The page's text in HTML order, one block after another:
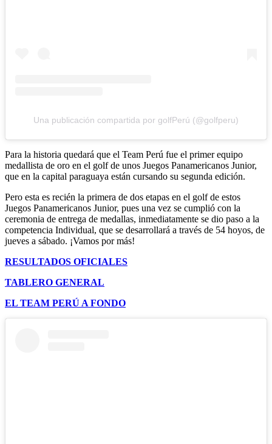
Una publicación compartida por golfPerú (@golfperu)
Para la historia quedará que el Team Perú fue el primer equipo
medallista de oro en el golf de unos Juegos Panamericanos Junior,
que en la capital paraguaya están cursando su segunda edición.
Pero esta es recién la primera de dos etapas en el golf de estos
Juegos Panamericanos Junior, pues una vez se cumplió con la
ceremonia de entrega de medallas, inmediatamente se dio paso a la
competencia Individual, que se desarrollará a través de 54 hoyos, de
jueves a sábado. ¡Vamos por más!
RESULTADOS OFICIALES
TABLERO GENERAL
EL TEAM PERÚ A FONDO